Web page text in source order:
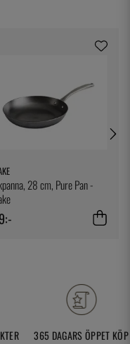
28 cm, Pure Pan -
365 DAGARS ÖPPET KÖP